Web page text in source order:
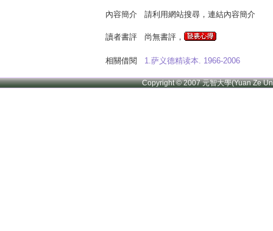
內容簡介 請利用網站搜尋，連結內容簡介
讀者書評 尚無書評，
相關借閱 1.萨义德精读本. 1966-2006
Copyright © 2007 元智大學(Yuan Ze